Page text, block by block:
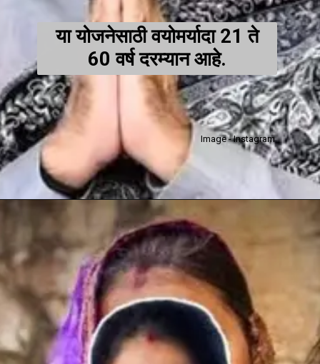
या योजनेसाठी वयोमर्यादा 21 ते
60 वर्ष दरम्यान आहे.
Image - Instagram